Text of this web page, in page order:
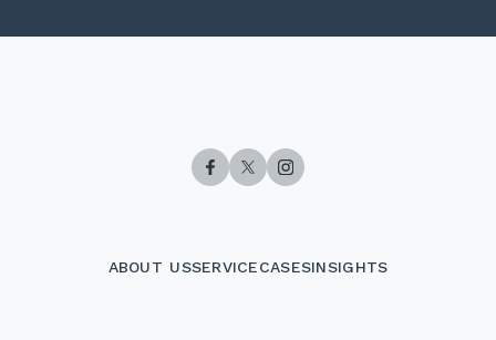
ABOUT USSERVICECASESINSIGHTS